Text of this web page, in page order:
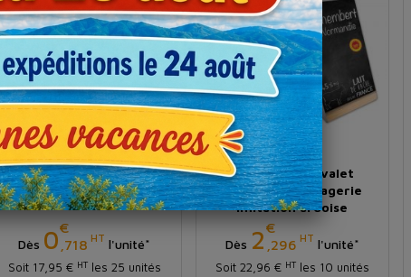
Étiquette promotion
jaune fluo
Dès 0€
,718 HT l'unité*
Soit 17,95 € HTles 25 unités
Etiquette chevalet
crémerie fromagerie
imitation ardoise
Dès 2€
,296 HT l'unité*
Soit 22,96 € HTles 10 unités